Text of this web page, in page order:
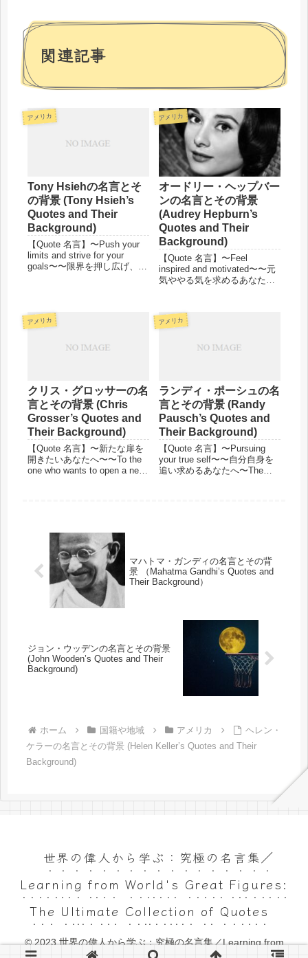
関連記事
アメリカ
Tony Hsiehの名言とそ
の背景 (Tony Hsieh’s
Quotes and Their
Background)
【Quote 名言】〜Push your
limits and strive for your
goals〜〜限界を押し広げ、目
アメリカ
オードリー・ヘップバー
ンの名言とその背景
(Audrey Hepburn’s
Quotes and Their
Background)
【Quote 名言】〜Feel
inspired and motivated〜〜元
気ややる気を求めるあなた
possible!”「決して不...
アメリカ
クリス・グロッサーの名
言とその背景 (Chris
Grosser’s Quotes and
Their Background)
【Quote 名言】〜新たな扉を
開きたいあなたへ〜〜To the
one who wants to open a new
アメリカ
ランディ・ポーシュの名
言とその背景 (Randy
Pausch’s Quotes and
Their Background)
【Quote 名言】〜Pursuing
your true self〜〜自分自身を
追い求めるあなたへ〜The
マハトマ・ガンディの名言とその背
景 （Mahatma Gandhi’s Quotes and
Their Background）
ジョン・ウッデンの名言とその背景
(John Wooden’s Quotes and Their
Background)
ホーム 国籍や地域 アメリカ
ヘレン・
ケラーの名言とその背景 (Helen Keller’s Quotes and Their
Background)
世界の偉人から学ぶ：究極の名言集／
Learning from World's Great Figures:
The Ultimate Collection of Quotes
© 2023 世界の偉人から学ぶ：究極の名言集／Learning from